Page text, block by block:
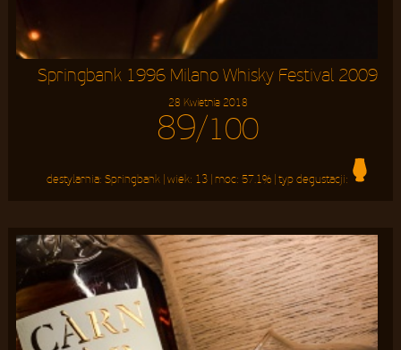
Springbank 1996 Milano Whisky Festival 2009
28 Kwietnia 2018
89/100
destylarnia:Springbank | wiek: 13 | moc:57.1% | typ degustacji: